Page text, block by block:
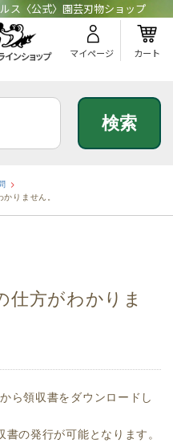
ス〈公式〉園芸刃物ショップ
マイページ カート
りません。
仕方がわかりま
ら領収書をダウンロードし
の発行が可能となります。